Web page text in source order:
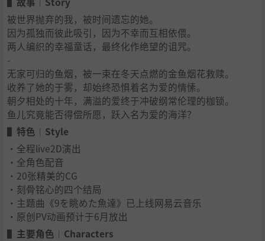
被世界抛弃的我，被时间遗忘的她。
因为孤独而彼此吸引，因为不幸而互相依偎。
两人编织的幸福童话，最终化作绝望的诅咒。
-
无家可归的鱼烟，被一束在冬天点燃的金鱼烟花救赎。
收养了她的于雾，却始终恐惧着名为爱的情愫。
朝夕相处的十年，满溢的爱终于冲破纲常伦理的枷锁。
鱼儿究竟能否得偿所愿，跃入名为爱的海洋？
▌特色︱Style
·全程live2D演出
·全角色配音
·20张精美的CG
·刻骨铭心的四个结局
·主题曲《9を眺めた魚達》已上线网易云音乐
·原创PV动画预计于6月放出
▌主要角色︱Characters